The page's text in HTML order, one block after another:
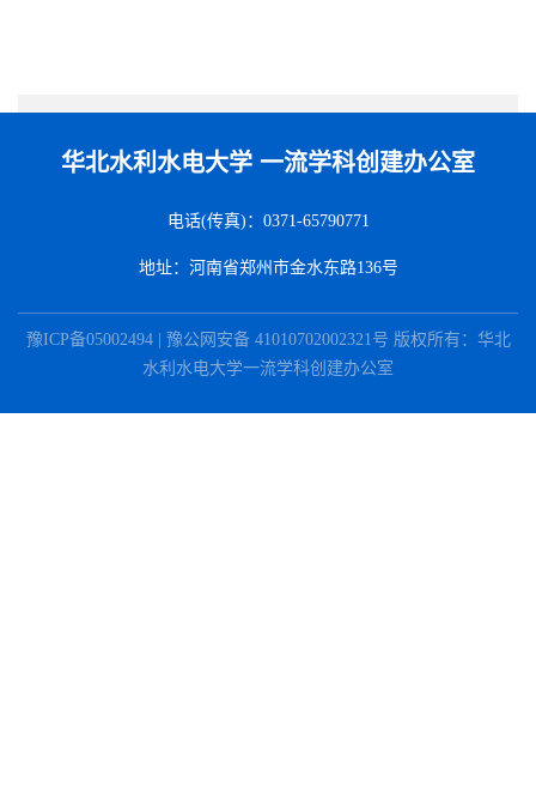
华北水利水电大学 一流学科创建办公室
电话(传真)：0371-65790771
地址：河南省郑州市金水东路136号
豫ICP备05002494 | 豫公网安备 41010702002321号 版权所有：华北
水利水电大学一流学科创建办公室